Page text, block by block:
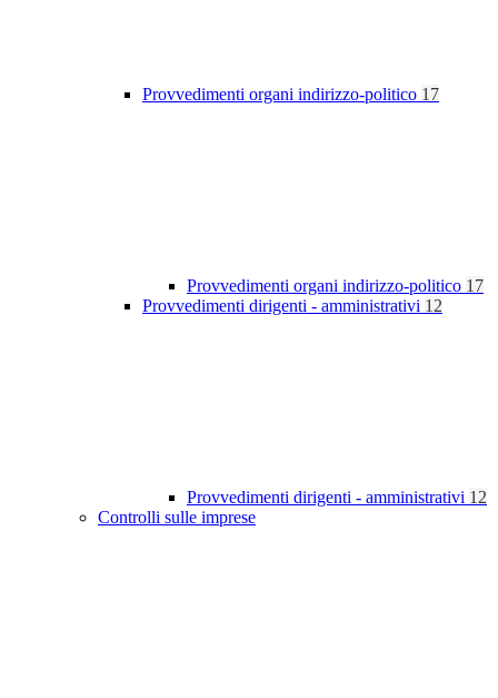
Provvedimenti organi indirizzo-politico 17
Provvedimenti organi indirizzo-politico 17
Provvedimenti dirigenti - amministrativi 12
Provvedimenti dirigenti - amministrativi 12
Controlli sulle imprese